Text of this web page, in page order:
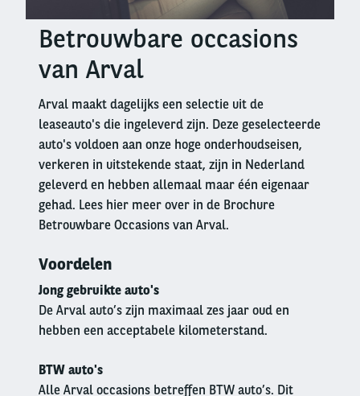
Right
columnBetrouwbare occasions
van Arval
Arval maakt dagelijks een selectie uit de
leaseauto's die ingeleverd zijn. Deze geselecteerde
auto's voldoen aan onze hoge onderhoudseisen,
verkeren in uitstekende staat, zijn in Nederland
geleverd en hebben allemaal maar één eigenaar
gehad. Lees hier meer over in de Brochure
Betrouwbare Occasions van Arval.
Voordelen
Jong gebruikte auto's
De Arval auto’s zijn maximaal zes jaar oud en
hebben een acceptabele kilometerstand.
BTW auto's
Alle Arval occasions betreffen BTW auto’s. Dit